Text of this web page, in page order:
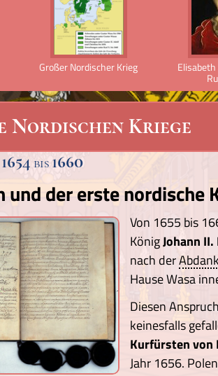
Großer Nordischer Krieg
Nordischen Kriege
1654 bis 1660
und der erste nordische
Von 1655 bis
KönigJohann
nach der
Hause Wasa
Diesen
keinesfalls
Kurfürsten von
Jahr 1656.